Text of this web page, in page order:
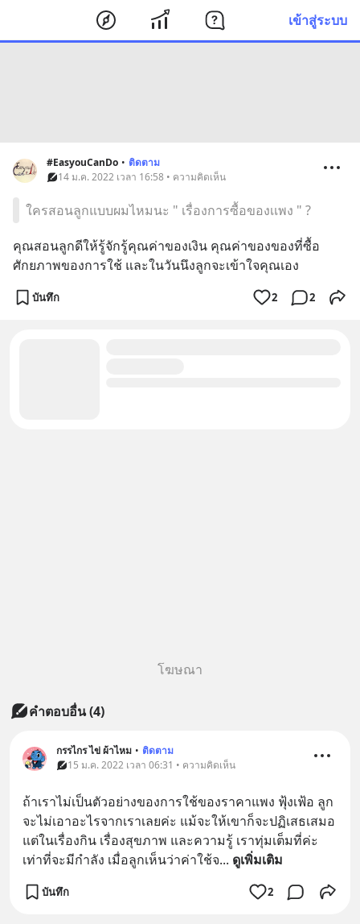
เข้าสู่ระบบ
#EasyouCanDo • ติดตาม
14 ม.ค. 2022 เวลา 16:58 • ความคิดเห็น
ใครสอนลูกแบบผมไหมนะ " เรื่องการซื้อของเเพง " ?
คุณสอนลูกดีให้รู้จักรู้คุณค่าของเงิน คุณค่าของของที่ซื้อ
ศักยภาพของการใช้ และในวันนึงลูกจะเข้าใจคุณเอง
บันทึก 2 2
โฆษณา
คำตอบอื่น(4)
กรรไกร ไข่ ผ้าไหม • ติดตาม
15 ม.ค. 2022 เวลา 06:31 • ความคิดเห็น
ถ้าเราไม่เป็นตัวอย่างของการใช้ของราคาแพง ฟุ้งเฟ้อ ลูก
จะไม่เอาอะไรจากเราเลยค่ะ แม้จะให้เขาก็จะปฏิเสธเสมอ
แต่ในเรื่องกิน เรื่องสุขภาพ และความรู้ เราทุ่มเต็มที่ค่ะ
เท่าที่จะมีกำลัง เมื่อลูกเห็นว่าค่าใช้จ... ดูเพิ่มเติม
บันทึก 2